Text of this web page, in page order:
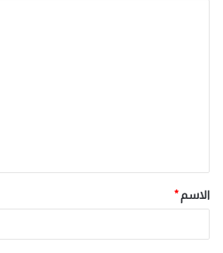
الاسم *